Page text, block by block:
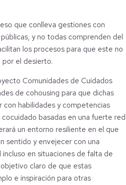
que conlleva gestiones con
y no todas comprenden del
los procesos para que este no
por el desierto.
Comunidades de Cuidados
de cohousing para que dichas
con habilidades y competencias
basadas en una fuerte red
un entorno resiliente en el que
sentido y envejecer con una
en situaciones de falta de
claro de que estas
e inspiración para otras